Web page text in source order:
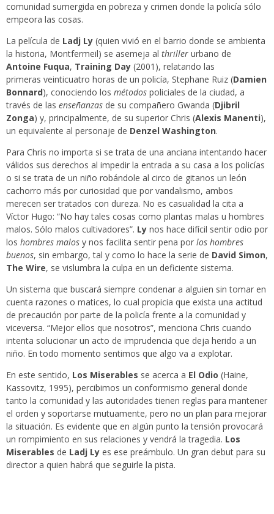
comunidad sumergida en pobreza y crimen donde la policía sólo
empeora las cosas.
La película de Ladj Ly (quien vivió en el barrio donde se ambienta
la historia, Montfermeil) se asemeja al thriller urbano de
Antoine Fuqua, Training Day (2001), relatando las
primeras veinticuatro horas de un policía, Stephane Ruiz (Damien
Bonnard), conociendo los métodos policiales de la ciudad, a
través de las enseñanzas de su compañero Gwanda (Djibril
Zonga) y, principalmente, de su superior Chris (Alexis Manenti),
un equivalente al personaje de Denzel Washington.
Para Chris no importa si se trata de una anciana intentando hacer
válidos sus derechos al impedir la entrada a su casa a los policías
o si se trata de un niño robándole al circo de gitanos un león
cachorro más por curiosidad que por vandalismo, ambos
merecen ser tratados con dureza. No es casualidad la cita a
Víctor Hugo: “No hay tales cosas como plantas malas u hombres
malos. Sólo malos cultivadores”. Ly nos hace difícil sentir odio por
los hombres malos y nos facilita sentir pena por los hombres
buenos, sin embargo, tal y como lo hace la serie de David Simon,
The Wire, se vislumbra la culpa en un deficiente sistema.
Un sistema que buscará siempre condenar a alguien sin tomar en
cuenta razones o matices, lo cual propicia que exista una actitud
de precaución por parte de la policía frente a la comunidad y
viceversa. “Mejor ellos que nosotros”, menciona Chris cuando
intenta solucionar un acto de imprudencia que deja herido a un
niño. En todo momento sentimos que algo va a explotar.
En este sentido, Los Miserables se acerca a El Odio (Haine,
Kassovitz, 1995), percibimos un conformismo general donde
tanto la comunidad y las autoridades tienen reglas para mantener
el orden y soportarse mutuamente, pero no un plan para mejorar
la situación. Es evidente que en algún punto la tensión provocará
un rompimiento en sus relaciones y vendrá la tragedia. Los
Miserables de Ladj Ly es ese preámbulo. Un gran debut para su
director a quien habrá que seguirle la pista.